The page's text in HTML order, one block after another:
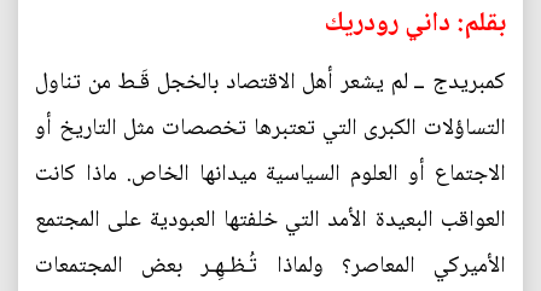
بقلم: داني رودريك
كمبريدج ــ لم يشعر أهل الاقتصاد بالخجل قَـط من تناول
التساؤلات الكبرى التي تعتبرها تخصصات مثل التاريخ أو
الاجتماع أو العلوم السياسية ميدانها الخاص. ماذا كانت
العواقب البعيدة الأمد التي خلفتها العبودية على المجتمع
الأميركي المعاصر؟ ولماذا تُـظـهِـر بعض المجتمعات